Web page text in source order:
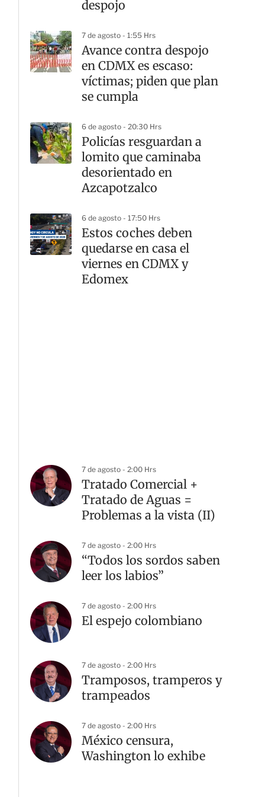
despojo
7 de agosto - 1:55 Hrs
Avance contra despojo
en CDMX es escaso:
víctimas; piden que plan
se cumpla
6 de agosto - 20:30 Hrs
Policías resguardan a
lomito que caminaba
desorientado en
Azcapotzalco
6 de agosto - 17:50 Hrs
Estos coches deben
quedarse en casa el
viernes en CDMX y
Edomex
7 de agosto - 2:00 Hrs
Tratado Comercial +
Tratado de Aguas =
Problemas a la vista (II)
7 de agosto - 2:00 Hrs
“Todos los sordos saben
leer los labios”
7 de agosto - 2:00 Hrs
El espejo colombiano
7 de agosto - 2:00 Hrs
Tramposos, tramperos y
trampeados
7 de agosto - 2:00 Hrs
México censura,
Washington lo exhibe